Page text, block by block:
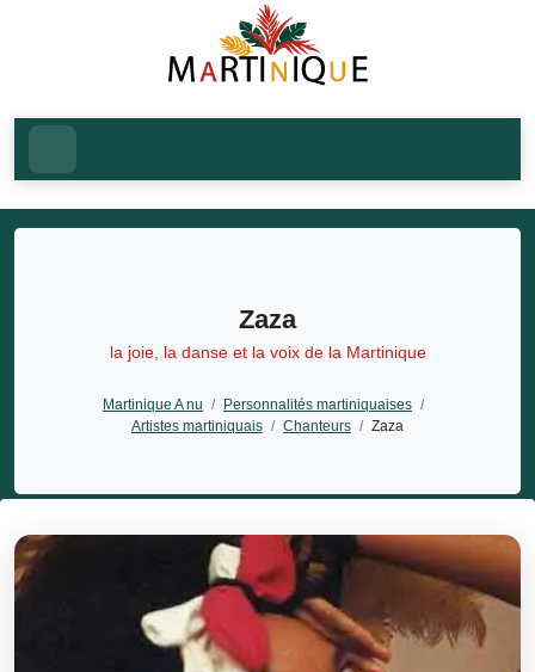
Zaza
la joie, la danse et la voix de la Martinique
Martinique A nu / Personnalités martiniquaises /
Artistes martiniquais / Chanteurs / Zaza